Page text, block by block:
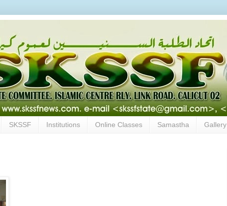
SKSSF Institutions Online Classes Samastha Gallery